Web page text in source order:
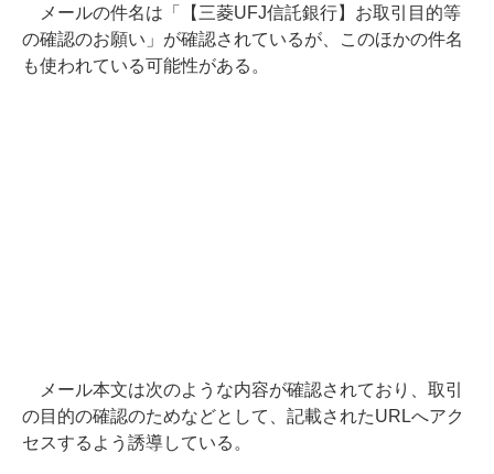
メールの件名は「【三菱UFJ信託銀行】お取引目的等
の確認のお願い」が確認されているが、このほかの件名
も使われている可能性がある。
メール本文は次のような内容が確認されており、取引
の目的の確認のためなどとして、記載されたURLへアク
セスするよう誘導している。